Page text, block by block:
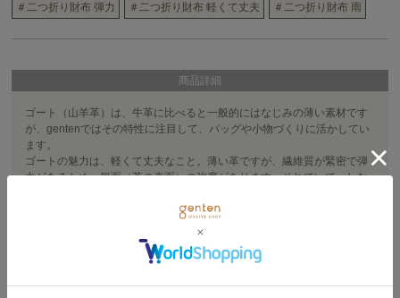
＃二つ折り財布 弾力 ＃二つ折り財布 軽くて丈夫 ＃二つ折り財布 雨
商品詳細
ゴート（山羊革）は、牛革に比べると一般的にはなじみの薄い素材です
が、gentenではその特性に注目して、バッグや小物づくりに活かしてい
ます。
ゴートの魅力は、軽くて丈夫なこと。薄い革ですが、繊維質が緊密で弾
力があるため、銀面（革の表面）の強度があります。それでいて、しな
客さまにお使いいただいています。
摩擦によって透明感のある艶や色の濃淡を出す、グレージング加工とい
うひと手間をかけています。
<取り扱いの注意・お手入れ方法>